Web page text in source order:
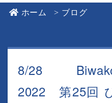
ホーム ブログ
8/28
2022 第25回